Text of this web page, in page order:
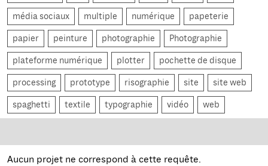
média sociaux multiple numérique papeterie
papier peinture photographie Photographie
plateforme numérique plotter pochette de disque
processing prototype risographie site site web
spaghetti textile typographie vidéo web
Aucun projet ne correspond à cette requête.